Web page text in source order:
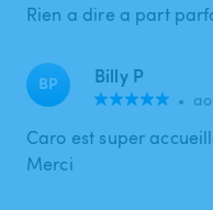
Rien a dire a part
BP Billy P
•
Caro est super
Merci